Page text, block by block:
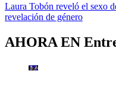
Laura Tobón reveló el sexo
revelación de género
AHORA EN